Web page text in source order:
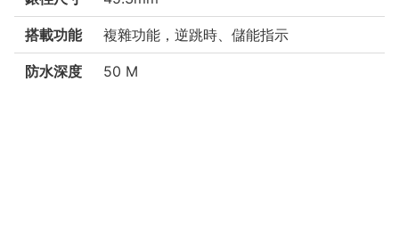
搭載功能 複雜功能，逆跳時、儲能指示
防水深度 50 M